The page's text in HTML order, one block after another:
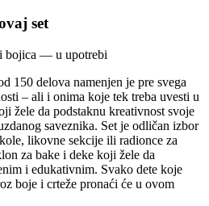
set
150 delova namenjen je pre svega
– ali i onima koje tek treba uvesti u
žele da podstaknu kreativnost svoje
saveznika. Set je odličan izbor
likovne sekcije ili radionce za
za bake i deke koji žele da
i edukativnim. Svako dete koje
boje i crteže pronaći će u ovom